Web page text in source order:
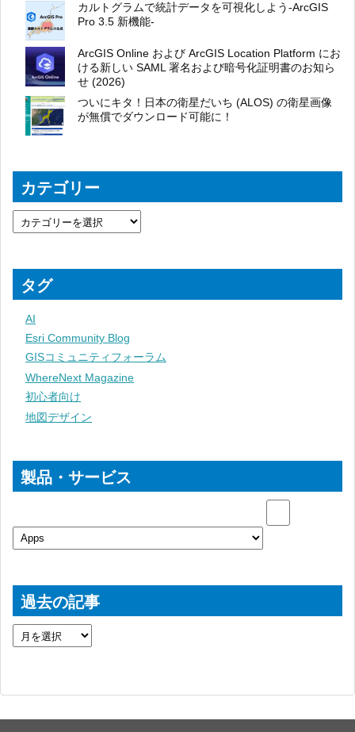
カルトグラムで統計データを可視化しよう-ArcGIS
Pro 3.5 新機能-
ArcGIS Online および ArcGIS Location Platform にお
ける新しい SAML 署名および暗号化証明書のお知ら
せ (2026)
ついにキタ！日本の衛星だいち (ALOS) の衛星画像
が無償でダウンロード可能に！
カテゴリー
タグ
AI
Esri Community Blog
GISコミュニティフォーラム
WhereNext Magazine
初心者向け
地図デザイン
製品・サービス
過去の記事